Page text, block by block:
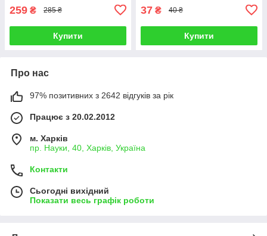
259 ₴ 285 ₴
Купити
37 ₴ 40 ₴
Купити
Про нас
97% позитивних з 2642 відгуків за рік
Працює з 20.02.2012
м. Харків
пр. Науки, 40, Харків, Україна
Контакти
Сьогодні вихідний
Показати весь графік роботи